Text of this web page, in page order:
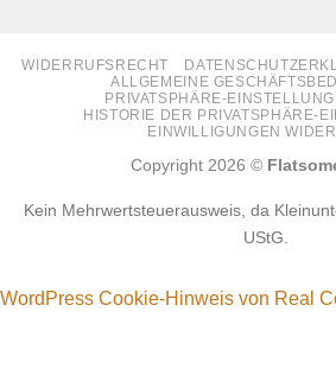
WIDERRUFSRECHT
ALLGEMEINE
PRIVATSPHÄRE-
HISTORIE DER PRIVATSPHÄRE-
EINWILLIGUNGEN
Copyright 2026 ©
Kein Mehrwertsteuerausweis, da
UStG.
WordPress Cookie-Hinweis von Real